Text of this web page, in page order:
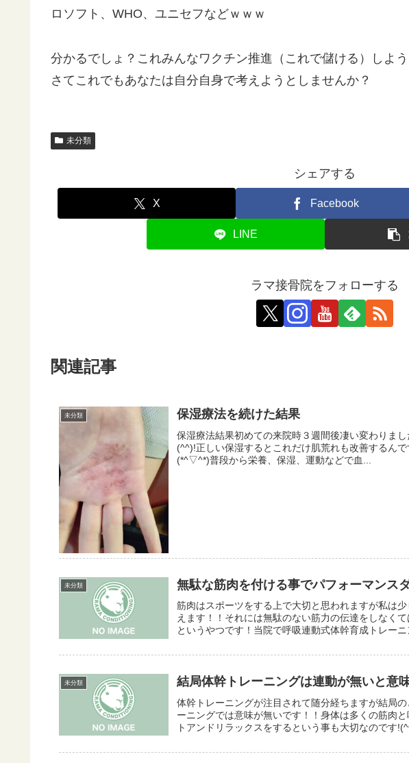
ロソフト、WHO、ユニセフなどｗｗｗ
分かるでしょ？これみんなワクチン推進（これで儲ける）しよ
さてこれでもあなたは自分自身で考えようとしませんか？
未分類
シェアする
X Facebook
LINE
ラマ接骨院をフォローする
関連記事
未分類 保湿療法を続けた結果
保湿療法結果初めての来院時３週間後凄い変わりま
(^^)!正しい保湿するとこれだけ肌荒れも改善するん
(*^▽^*)普段から栄養、保湿、運動などで血...
未分類 無駄な筋肉を付ける事でパフォーマンス
筋肉はスポーツをする上で大切と思われますが私は
えます！！それには無駄のない筋力の伝達をしなく
というやつです！当院で呼吸連動式体幹育成トレーニ
未分類 結局体幹トレーニングは連動が無いと意
体幹トレーニングが注目されて随分経ちますが結局
ーニングでは意味が無いです！！身体は多くの筋肉
トアンドリラックスをするという事も大切なのです